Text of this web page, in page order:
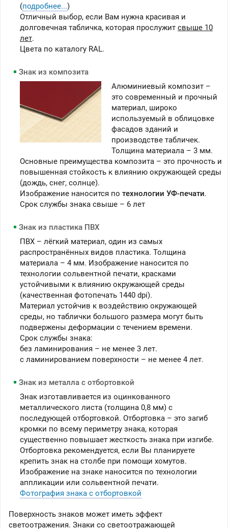
(подробнее...)
Отличный выбор, если Вам нужна красивая и
долговечная табличка, которая прослужит свыше 10
лет.
Цвета по каталогу RAL.
Знак из композита
Алюминиевый композит –
это современный и прочный
материал, широко
используемый в облицовке
фасадов зданий и
производстве табличек.
Толщина материала – 3 мм.
Основные преимущества композита – это прочность и
повышенная стойкость к влиянию окружающей среды
(дождь, снег, солнце).
Изображение наносится по технологии УФ-печати.
Срок службы знака свыше – 6 лет
Знак из пластика ПВХ
ПВХ – лёгкий материал, один из самых
распространённых видов пластика. Толщина
материала – 4 мм. Изображение наносится по
технологии сольвентной печати, красками
устойчивыми к влиянию окружающей среды
(качественная фотопечать 1440 dpi).
Материал устойчив к воздействию окружающей
среды, но таблички большого размера могут быть
подвержены деформации с течением времени.
Срок службы знака:
без ламинирования – не менее 3 лет.
c ламинированием поверхности – не менее 4 лет.
Знак из металла с отбортовкой
Знак изготавливается из оцинкованного
металлического листа (толщина 0,8 мм) с
последующей отбортовкой. Отбортовка – это загиб
кромки по всему периметру знака, которая
существенно повышает жесткость знака при изгибе.
Отбортовка рекомендуется, если Вы планируете
крепить знак на столбе при помощи хомутов.
Изображение на знаке наносится по технологии
аппликации или сольвентной печати.
Фотография знака с отбортовкой
Поверхность знаков может иметь эффект
светоотражения. Знаки со светоотражающей